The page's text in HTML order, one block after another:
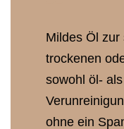
Mildes Öl
trockenen
sowohl öl-
ohne ein